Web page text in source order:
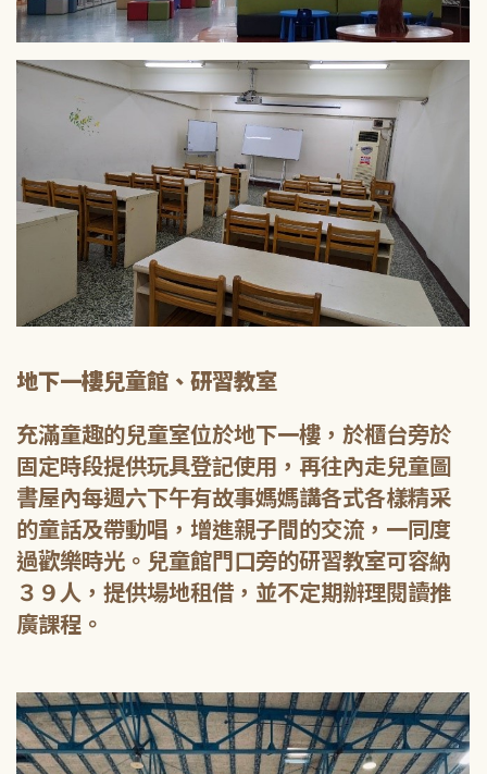
地下一樓兒童館、研習教室
充滿童趣的兒童室位於地下一樓，於櫃台旁於
固定時段提供玩具登記使用，再往內走兒童圖
書屋內每週六下午有故事媽媽講各式各樣精采
的童話及帶動唱，增進親子間的交流，一同度
過歡樂時光。兒童館門口旁的研習教室可容納
３９人，提供場地租借，並不定期辦理閱讀推
廣課程。